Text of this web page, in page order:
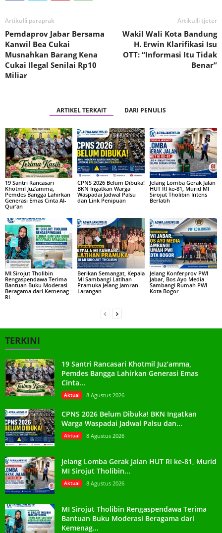
Artikulli paraprak
Pemdaprov Jabar Bersama
Kanwil Bea Cukai
Musnahkan Barang Kena
Cukai Ilegal Senilai Rp10
Miliar
Artikulli tjetër
Wakil Wali Kota Bandung
H. Erwin Klarifikasi Isu
OTT: “Informasi Itu Tidak
Benar”
ARTIKEL TERKAIT DARI PENULIS
19 Santri Rancasari
Khotmil Juz’amma,
Pemdes Bangga Lahirkan
Generasi Emas Cinta Al-
Qur’an
CPNS 2026 Belum Dibuka!
BKN Ingatkan Warga
Waspadai Jadwal Palsu
dan Link Penipuan
Jelang Lomba Gerak Jalan
HUT RI ke-81, Murid MI
Sirojut Tholibin Intens
Berlatih
MI Sirojut Tholibin
Rengaspendawa Terima
Bantuan Buku Moderasi
Beragama dari Kemenag
RI
Berikan Semangat, Kepala
MI Sambangi Latihan
Pramuka Jelang Jamran
Larangan
Jelang Konferprov PWI
Jabar, Bos Ayo Media
Sambangi Rumah PWI
Kota Bogor
TERKINI
19 Santri Rancasari Khotmil Juz’amma,
Pemdes Bangga Lahirkan Generasi Emas
Cinta...
Aktual 8 Agustus 2026
CPNS 2026 Belum Dibuka! BKN Ingatkan
Warga Waspadai Jadwal Palsu dan...
Aktual 8 Agustus 2026
Jelang Lomba Gerak Jalan HUT RI ke-81, Murid
MI Sirojut Tholibin...
Aktual 8 Agustus 2026
MI Sirojut Tholibin Rengaspendawa Terima
Bantuan Buku Moderasi Beragama dari
Kemenag...